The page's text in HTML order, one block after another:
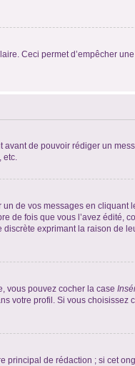
Ceci permet d’empêcher
de pouvoir rédiger un
etc.
de vos messages en cliquant
fois que vous l’avez édité,
discrète exprimant la raison de
vous pouvez cocher la case
votre profil. Si vous choisissez
principal de rédaction ; si cet